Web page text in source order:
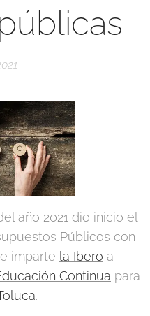
año 2021 dio inicio el
Públicos con
imparte la Ibero a
Continua para
.